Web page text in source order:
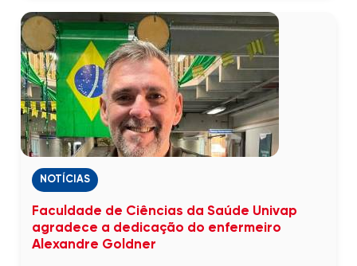
NOTÍCIAS
Faculdade de Ciências da Saúde Univap
agradece a dedicação do enfermeiro
Alexandre Goldner